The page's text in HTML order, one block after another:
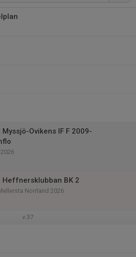
Ovikens IF F 2009-
Heffnersklubban BK 2
Norrland 2026
v.37